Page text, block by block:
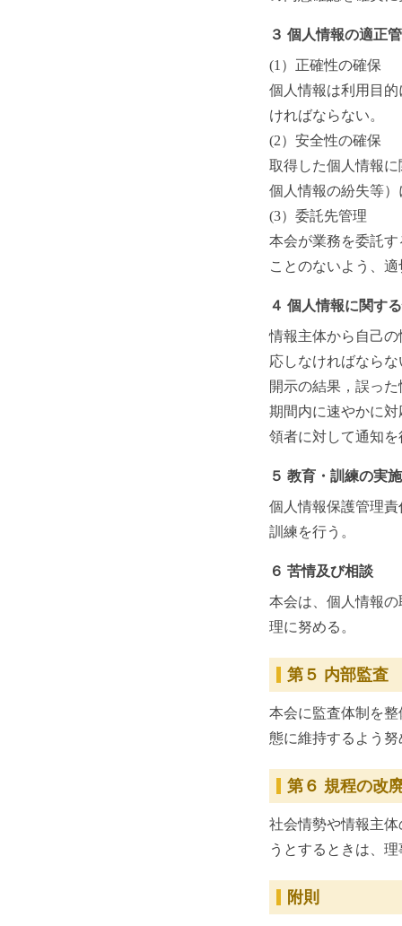
３ 個人情報の適正
(1）正確性の確保
個人情報は利用目
ければならない。
(2）安全性の確保
取得した個人情報
個人情報の紛失等
(3）委託先管理
本会が業務を委託
ことのないよう、
４ 個人情報に関す
情報主体から自己
応しなければならな
開示の結果，誤っ
期間内に速やかに
領者に対して通知
５ 教育・訓練の実施
個人情報保護管理
訓練を行う。
６ 苦情及び相談
本会は、個人情報
理に努める。
第５ 内部監査
本会に監査体制を
態に維持するよう努
第６ 規程の改
社会情勢や情報主
うとするときは、
附則